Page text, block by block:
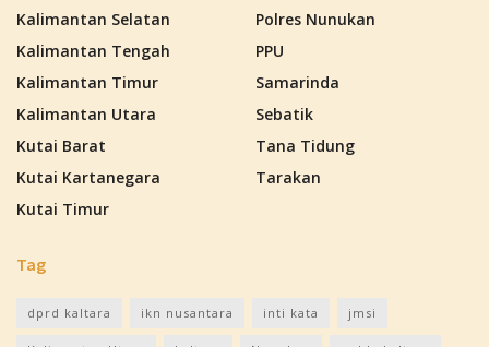
Kalimantan Selatan
Kalimantan Tengah
Kalimantan Timur
Kalimantan Utara
Kutai Barat
Kutai Kartanegara
Kutai Timur
Polres Nunukan
PPU
Samarinda
Sebatik
Tana Tidung
Tarakan
Tag
dprd kaltara ikn nusantara inti kata jmsi